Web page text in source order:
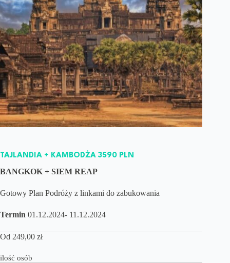
TAJLANDIA + KAMBODŻA 3590 PLN
BANGKOK + SIEM REAP
Gotowy Plan Podróży z linkami do zabukowania
Termin 01.12.2024- 11.12.2024
Od 249,00 zł
ilość osób